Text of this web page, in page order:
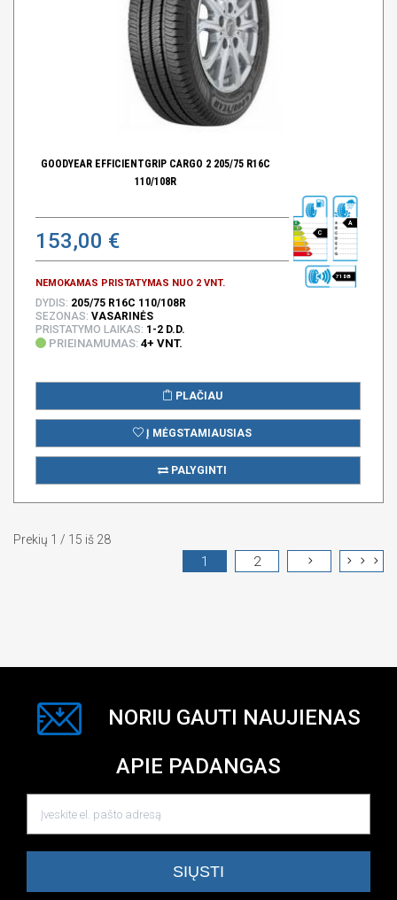
GOODYEAR EFFICIENTGRIP CARGO 2 205/75 R16C
110/108R
153,00 €
NEMOKAMAS PRISTATYMAS NUO 2 VNT.
C
A
71 DB
DYDIS: 205/75 R16C 110/108R
SEZONAS: VASARINĖS
PRISTATYMO LAIKAS: 1-2 D.D.
PRIEINAMUMAS: 4+ VNT.
PLAČIAU
Į MĖGSTAMIAUSIAS
PALYGINTI
Prekių 1 / 15 iš 28
1 2
NORIU GAUTI NAUJIENAS
APIE PADANGAS